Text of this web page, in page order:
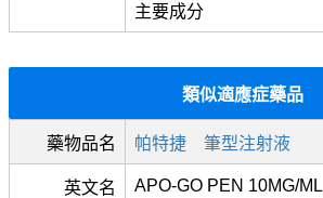
主要成分
類似適應症藥品
藥物品名 帕特捷 筆型注射液
英文名 APO-GO PEN 10MG/ML